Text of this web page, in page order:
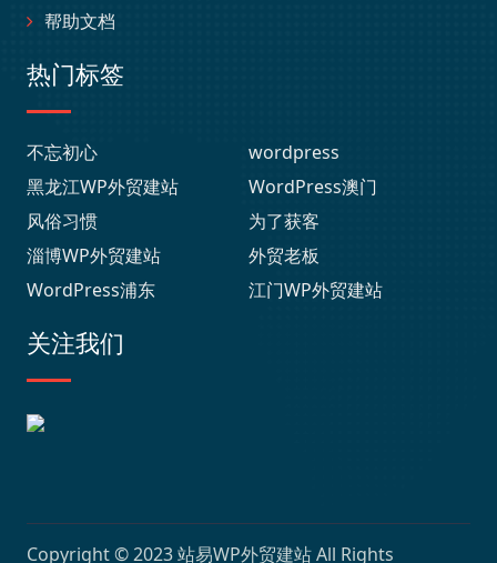
帮助文档
热门标签
不忘初心
wordpress
黑龙江WP外贸建站
WordPress澳门
风俗习惯
为了获客
淄博WP外贸建站
外贸老板
WordPress浦东
江门WP外贸建站
关注我们
Copyright © 2023站易WP外贸建站All Rights